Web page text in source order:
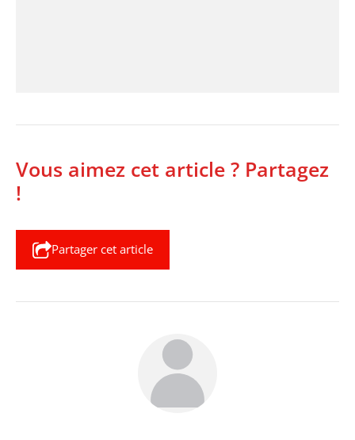
Vous aimez cet article ? Partagez
!
Partager cet article